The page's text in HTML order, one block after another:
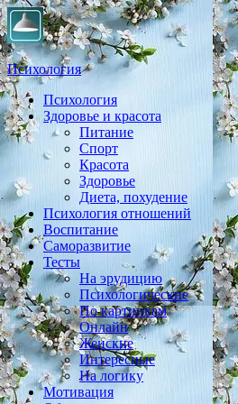
Психология
Практическая психология,
Психология
Здоровье и красота
Питание
Спорт
Красота
Здоровье
Диета, похудение
Психология отношений
Воспитание
Саморазвитие
Тесты
На эрудицию
Психологические
По картинкам
Онлайн
Женские
Интересные
На логику
Мотивация